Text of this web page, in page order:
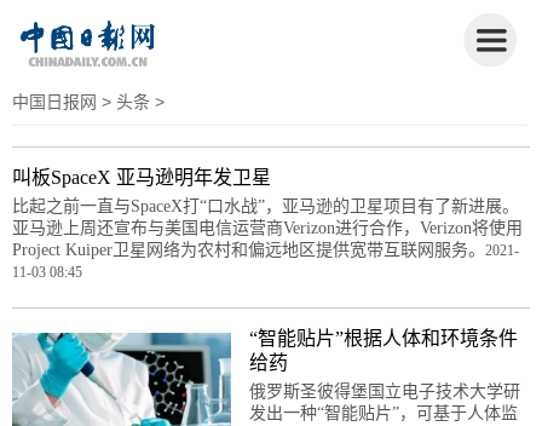
中国日报网 > 头条 >
叫板SpaceX 亚马逊明年发卫星
比起之前一直与SpaceX打“口水战”，亚马逊的卫星项目有了新进展。
亚马逊上周还宣布与美国电信运营商Verizon进行合作，Verizon将使用
Project Kuiper卫星网络为农村和偏远地区提供宽带互联网服务。 2021-
11-03 08:45
“智能贴片”根据人体和环境条件
给药
俄罗斯圣彼得堡国立电子技术大学研
发出一种“智能贴片”，可基于人体监